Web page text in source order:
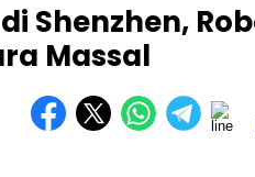
Shenzhen,
Massal